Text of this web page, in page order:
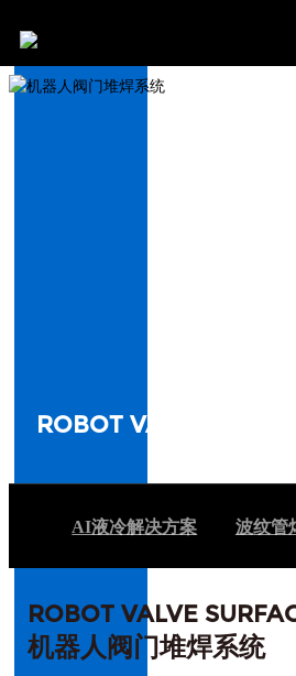
ROBOT VALVE
AI液冷解决方案 波纹管
ROBOT VALVE
机器人阀门堆焊系统